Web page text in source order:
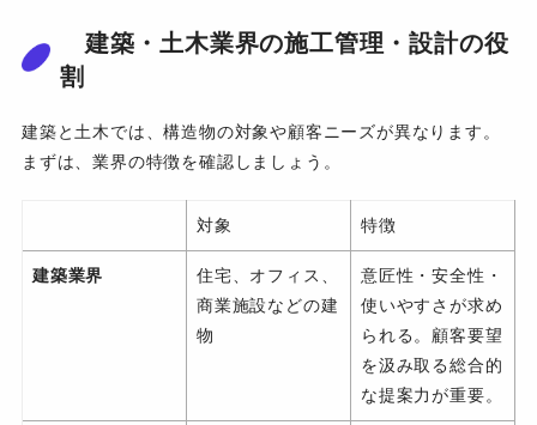
建築・土木業界の施工管理・設計の役
割
建築と土木では、構造物の対象や顧客ニーズが異なります。
まずは、業界の特徴を確認しましょう。
対象 特徴
建築業界
住宅、オフィス、
商業施設などの建
物
意匠性・安全性・
使いやすさが求め
られる。顧客要望
を汲み取る総合的
な提案力が重要。